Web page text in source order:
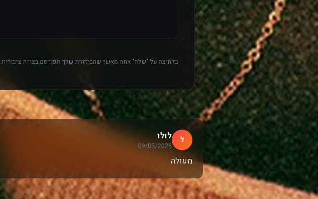
בלחיצה על "שלח" אתה מאשר שהביקורת שלך תפורסם בצורה ציבורית.
ל לולו
09/05/2026
מעולה